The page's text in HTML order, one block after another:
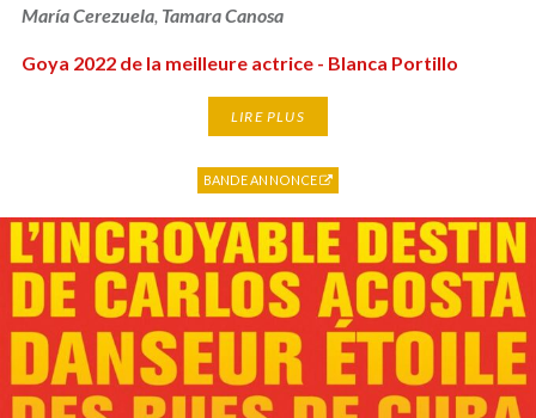
María Cerezuela, Tamara Canosa
Goya 2022 de la meilleure actrice - Blanca Portillo
LIRE PLUS
BANDE ANNONCE